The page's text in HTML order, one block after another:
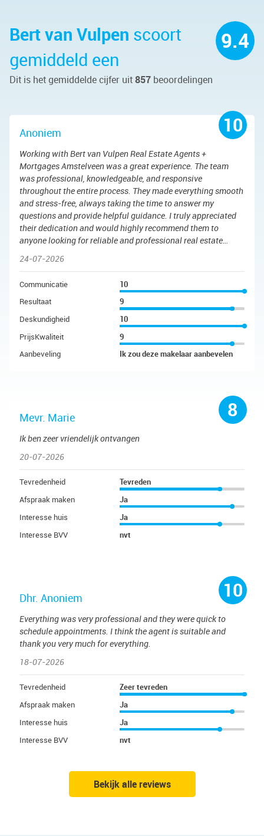
Bert van Vulpen scoort
gemiddeld een
9.4
Dit is het gemiddelde cijfer uit857 beoordelingen
10
Anoniem
Working with Bert van Vulpen Real Estate Agents +
Mortgages Amstelveen was a great experience. The team
was professional, knowledgeable, and responsive
throughout the entire process. They made everything smooth
and stress-free, always taking the time to answer my
questions and provide helpful guidance. I truly appreciated
their dedication and would highly recommend them to
anyone looking for reliable and professional real estate
24-07-2026
Communicatie
10
Resultaat
9
Deskundigheid
10
PrijsKwaliteit
9
Aanbeveling
Ik zou deze makelaar aanbevelen
8
Mevr. Marie
Ik ben zeer vriendelijk ontvangen
20-07-2026
Tevredenheid
Tevreden
Afspraak maken
Ja
Interesse huis
Ja
Interesse BVV
nvt
10
Dhr. Anoniem
Everything was very professional and they were quick to
schedule appointments. I think the agent is suitable and
thank you very much for everything.
18-07-2026
Tevredenheid
Zeer tevreden
Afspraak maken
Ja
Interesse huis
Ja
Interesse BVV
nvt
Bekijk alle reviews